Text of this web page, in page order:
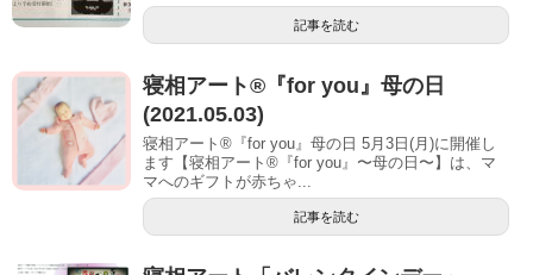
記事を読む
寝相アート®『for you』母の日
(2021.05.03)
寝相アート®『for you』母の日 5月3日(月)に開催し
ます【寝相アート®︎『for you』〜母の日〜】は、マ
マへのギフトが赤ちゃ...
記事を読む